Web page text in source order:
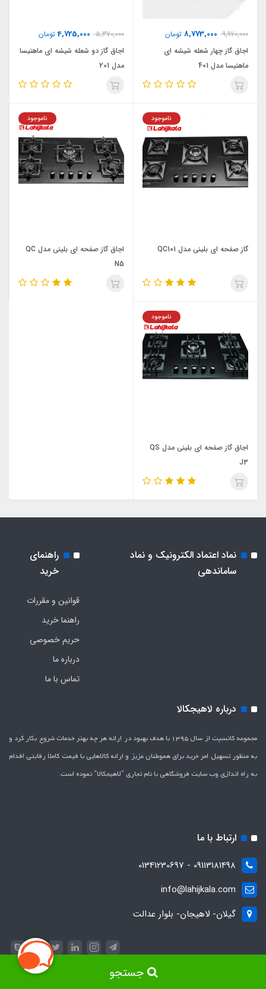
9,970,000
8,773,000 تومان
اجاق گاز چهار شعله شیشه ای
ماهتیسا مدل 401
5,370,000
4,725,000تومان
اجاق گاز دو شعله شیشه ای ماهتیسا
مدل 201
ناموجود
گاز صفحه ای بلینی مدل QC101
ناموجود
اجاق گاز صفحه ای بلینی مدل QC
N5
ناموجود
اجاق گاز صفحه ای بلینی مدل QS
J3
جستجو
نماد اعتماد الکترونیک و نماد
ساماندهی
راهنمای
خرید
قوانین و مقررات
راهنما خرید
حریم خصوصی
درباره ما
تماس با ما
درباره لاهیجکالا
مجموعه کانسپت از سال 1395 با هدف بهبود در ارائه هر چه بهتر خدمات شروع بکار کرد و
به منظور تسهیل امر خرید برای هموطنان عزیز و ارائه کالاهایی با قیمت کاملاَ رقابتی اقدام
به راه اندازی وب سایت فروشگاهی با نام تجاری "لاهیج­کالا" نموده است.
ارتباط با ما
09113181498 - 01341230697
info@lahijkala.com
گیلان- لاهیجان- بلوار عدالت